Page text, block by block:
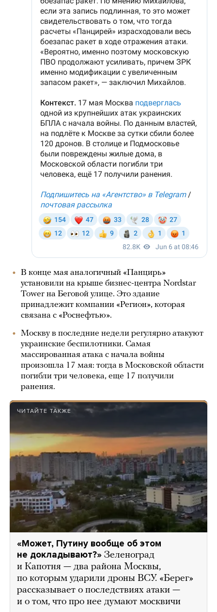
В конце мая аналогичный «Панцирь»
установили на крыше бизнес-центра Nordstar
Tower на Беговой улице. Это здание
принадлежит компании «Регион», которая
связана с «Роснефтью».
Москву в последние недели регулярно атакуют
украинские беспилотники. Самая
массированная атака с начала войны
произошла 17 мая: тогда в Московской области
погибли три человека, еще 17 получили
ранения.
ЧИТАЙТЕ ТАКЖЕ
«Может, Путину вообще об этом
не докладывают?» Зеленоград
и Капотня — два района Москвы,
по которым ударили дроны ВСУ. «Берег»
рассказывает о последствиях атаки —
и о том, что про нее думают москвичи